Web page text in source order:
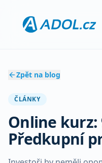
Zpět na blog
ČLÁNKY
Online kurz:
Předkupní